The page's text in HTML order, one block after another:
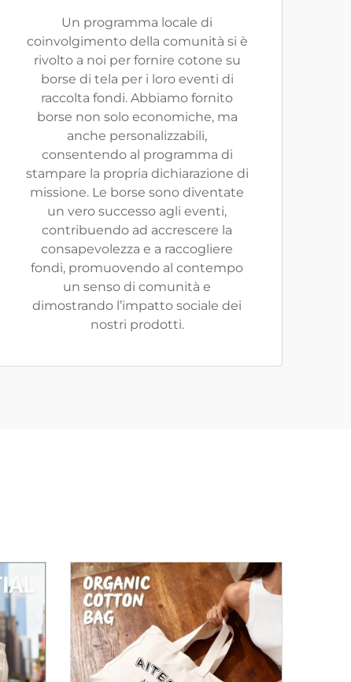
Un programma locale di
coinvolgimento della comunità si è
rivolto a noi per fornire cotone su
borse di tela per i loro eventi di
raccolta fondi. Abbiamo fornito
borse non solo economiche, ma
anche personalizzabili,
consentendo al programma di
stampare la propria dichiarazione di
missione. Le borse sono diventate
un vero successo agli eventi,
contribuendo ad accrescere la
consapevolezza e a raccogliere
fondi, promuovendo al contempo
un senso di comunità e
dimostrando l’impatto sociale dei
nostri prodotti.